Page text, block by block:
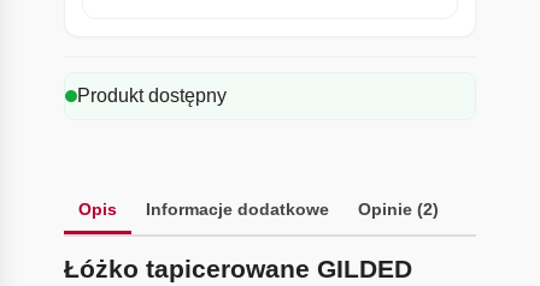
Produkt dostępny
Opis Informacje dodatkowe Opinie (2)
Łóżko tapicerowane GILDED